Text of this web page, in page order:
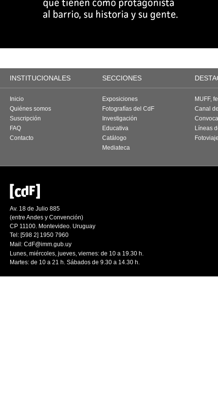
INSTITUCIONALES SECCIONES
Inicio
Quiénes somos
Suscripción
FAQ
Contacto
Exposiciones
Fotografías del CdF
Investigación
Educativa
Catálogo
Mediateca
MUFF,
Canal
Líneas
Av. 18 de Julio 885
(entre Andes y Convención)
CP 11100. Montevideo. Uruguay
Tel: [598 2] 1950 7960
Mail: CdF@imm.gub.uy
Lunes, miércoles, jueves, viernes: de 10 a 19.30 h.
Martes: de 10 a 21 h. Sábados de 9.30 a 14.30 h.